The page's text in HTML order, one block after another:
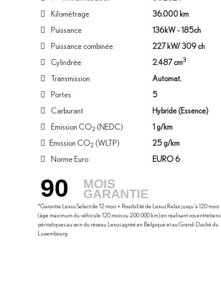
Kilométrage
36.000 km
Puissance
136kW - 185ch
Puissance combinée
227 kW/ 309 ch
Cylindrée
2.487 cm3
Transmission
Automat.
Portes
5
Carburant
Hybride (Essence)
Emission CO2 (NEDC)
1 g/km
Emission CO2 (WLTP)
25 g/km
Norme Euro
EURO 6
90 MOIS
GARANTIE
*Garantie Lexus Select de 12 mois + Possibilité de Lexus Relax jusqu’à 120 mois
(âge maximum du véhicule 120 mois ou 200.000 km) en réalisant vos entretiens
périodiques au sein du réseau Lexus agréé en Belgique et au Grand-Duché du
Luxembourg.